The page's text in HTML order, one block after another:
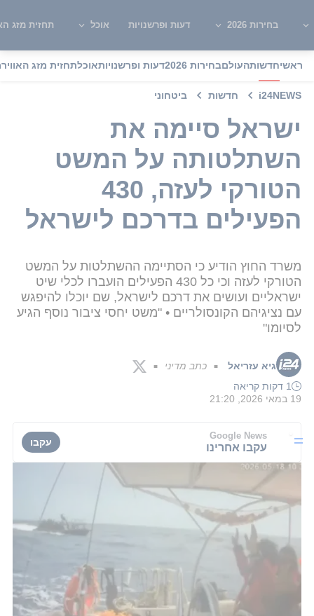
בחירות 2026 דעות ופרשנויות אוכל תחזית מזג
ראשיחדשותהעולםבחירות 2026 דעות ופרשנויותאוכלתחזית מזג האוויר
i24NEWS חדשות ביטחוני
ישראל סיימה את
השתלטותה על המשט
הטורקי לעזה, 430
הפעילים בדרכם לישראל
משרד החוץ הודיע כי הסתיימה ההשתלטות על המשט
הטורקי לעזה וכי כל 430 הפעילים הועברו לכלי שיט
ישראליים ועושים את דרכם לישראל, שם יוכלו להיפגש
עם נציגיהם הקונסולריים • "משט יחסי ציבור נוסף הגיע
לסיומו"
גיא עזריאל ■ כתב מדיני ■
1 דקות קריאה
19 במאי 2026, 21:20
Google News
עקבו אחרינו עקבו